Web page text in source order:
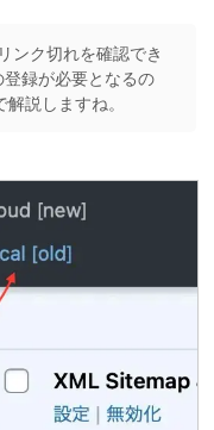
ンク切れを確認でき
録が必要となるの
説しますね。